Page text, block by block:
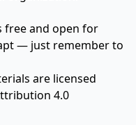
free and open for
— just remember to
are licensed
4.0